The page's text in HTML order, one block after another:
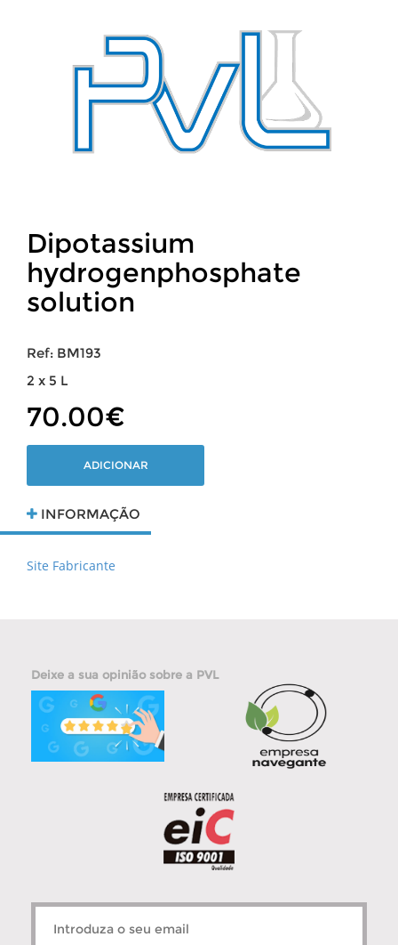
Dipotassium
hydrogenphosphate
solution
Ref: BM193
2 x 5 L
70.00€
ADICIONAR
INFORMAÇÃO
Site Fabricante
Deixe a sua opinião sobre a PVL